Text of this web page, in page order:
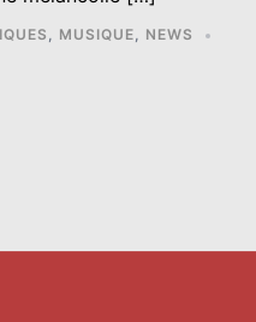
, MUSIQUE, NEWS